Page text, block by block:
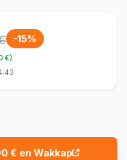
-15%
€)
€ en Wakkap